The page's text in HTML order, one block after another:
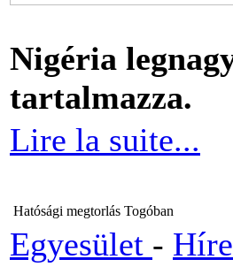
Nigéria
tartalmazza.
Lire la suite...
Hatósági megtorlás Togóban
Egyesület -